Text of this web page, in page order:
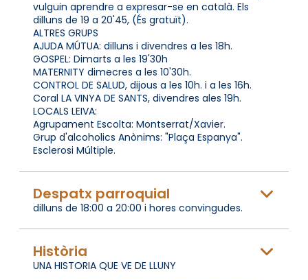
vulguin aprendre a expresar-se en català. Els
dilluns de 19 a 20'45, (És gratuït).
ALTRES GRUPS
AJUDA MÚTUA: dilluns i divendres a les 18h.
GOSPEL: Dimarts a les 19'30h
MATERNITY dimecres a les 10'30h.
CONTROL DE SALUD, dijous a les 10h. i a les 16h.
Coral LA VINYA DE SANTS, divendres ales 19h.
LOCALS LEIVA:
Agrupament Escolta: Montserrat/Xavier.
Grup d'alcoholics Anònims: "Plaça Espanya".
Esclerosi Múltiple.
Despatx parroquial
dilluns de 18:00 a 20:00 i hores convingudes.
Història
UNA HISTORIA QUE VE DE LLUNY